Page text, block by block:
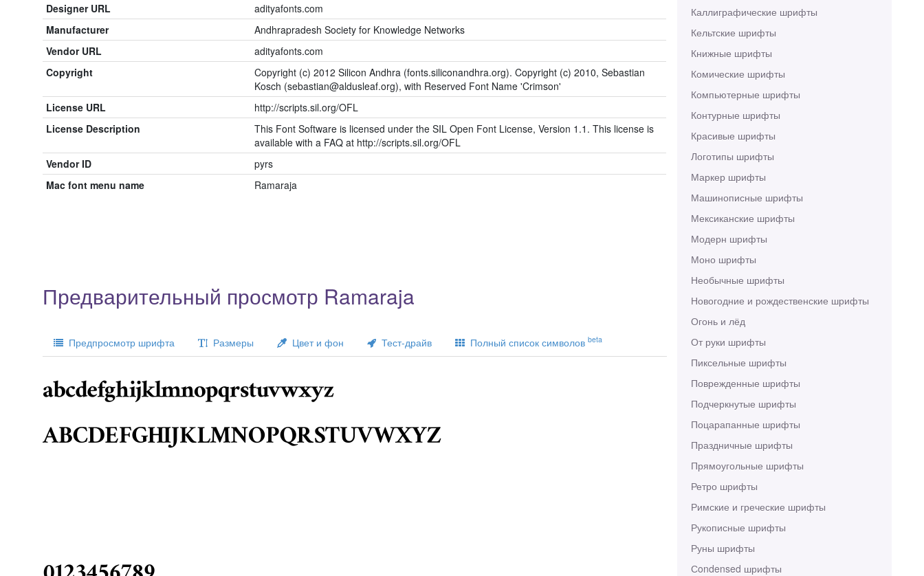
Каллиграфические шрифты
Кельтские шрифты
Книжные шрифты
Комические шрифты
Компьютерные шрифты
Контурные шрифты
Красивые шрифты
Логотипы шрифты
Маркер шрифты
Машинописные шрифты
Мексиканские шрифты
Модерн шрифты
Моно шрифты
Необычные шрифты
Новогодние и рождественские шрифты
Огонь и лёд
От руки шрифты
Пиксельные шрифты
Поврежденные шрифты
Подчеркнутые шрифты
Поцарапанные шрифты
Праздничные шрифты
Прямоугольные шрифты
Ретро шрифты
Римские и греческие шрифты
Рукописные шрифты
Руны шрифты
Сondensed шрифты
Designer URL
adityafonts.com
Manufacturer
Andhrapradesh Society for Knowledge Networks
Vendor URL
adityafonts.com
Copyright
Copyright (c) 2012 Silicon Andhra (fonts.siliconandhra.org). Copyright (c) 2010, Sebastian
Kosch (sebastian@aldusleaf.org), with Reserved Font Name 'Crimson'
License URL
http://scripts.sil.org/OFL
License Description
This Font Software is licensed under the SIL Open Font License, Version 1.1. This license is
available with a FAQ at http://scripts.sil.org/OFL
Vendor ID
pyrs
Mac font menu name
Ramaraja
Предварительный просмотр Ramaraja
Предпросмотр шрифта Размеры Цвет и фон Тест-драйв Полный список символов beta